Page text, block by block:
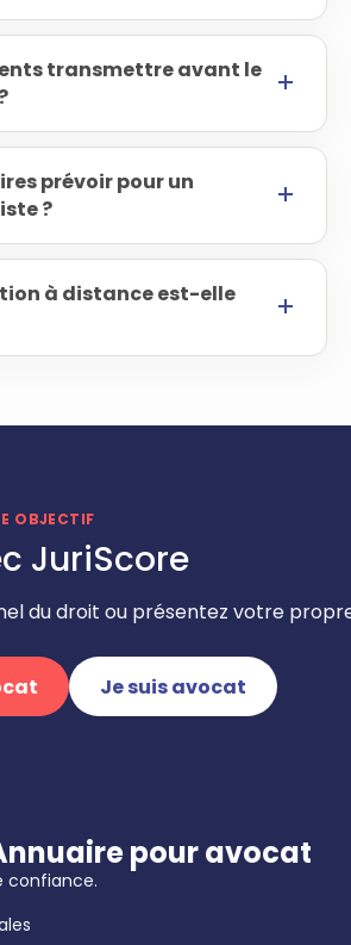
transmettre avant le
prévoir pour un
?
à distance est-elle
OBJECTIF
JuriScore
du droit ou présentez votre
Je suis avocat
pour avocat
confiance.